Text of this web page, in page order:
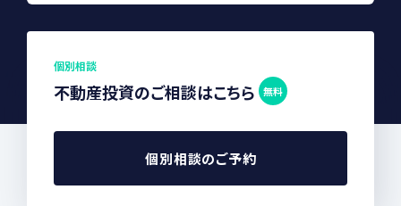
個別相談
不動産投資のご相談はこちら 無料
個別相談のご予約